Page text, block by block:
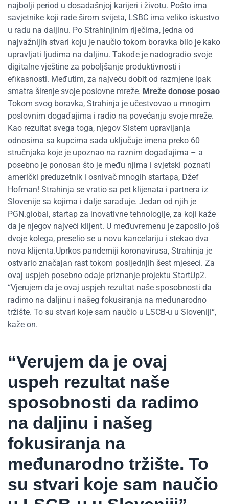
najbolji period u dosadašnjoj karijeri i životu. Pošto ima
savjetnike koji rade širom svijeta, LSBC ima veliko iskustvo
u radu na daljinu. Po Strahinjinim riječima, jedna od
najvažnijih stvari koju je naučio tokom boravka bilo je kako
upravljati ljudima na daljinu. Takođe je nadogradio svoje
digitalne vještine za poboljšanje produktivnosti i
efikasnosti. Međutim, za najveću dobit od razmjene ipak
smatra širenje svoje poslovne mreže. Mreže donose posao
Tokom svog boravka, Strahinja je učestvovao u mnogim
poslovnim događajima i radio na povećanju svoje mreže.
Kao rezultat svega toga, njegov Sistem upravljanja
odnosima sa kupcima sada uključuje imena preko 60
stručnjaka koje je upoznao na raznim događajima – a
posebno je ponosan što je među njima i svjetski poznati
američki preduzetnik i osnivač mnogih startapa, Džef
Hofman! Strahinja se vratio sa pet klijenata i partnera iz
Slovenije sa kojima i dalje sarađuje. Jedan od njih je
PGN.global, startap za inovativne tehnologije, za koji kaže
da je njegov najveći klijent. U međuvremenu je zaposlio još
dvoje kolega, preselio se u novu kancelariju i stekao dva
nova klijenta.Uprkos pandemiji koronavirusa, Strahinja je
ostvario značajan rast tokom posljednjih šest mjeseci. Za
ovaj uspjeh posebno odaje priznanje projektu StartUp2.
“Vjerujem da je ovaj uspjeh rezultat naše sposobnosti da
radimo na daljinu i našeg fokusiranja na međunarodno
tržište. To su stvari koje sam naučio u LSCB-u u Sloveniji“,
kaže on.
“Verujem da je ovaj
uspeh rezultat naše
sposobnosti da radimo
na daljinu i našeg
fokusiranja na
međunarodno tržište. To
su stvari koje sam naučio